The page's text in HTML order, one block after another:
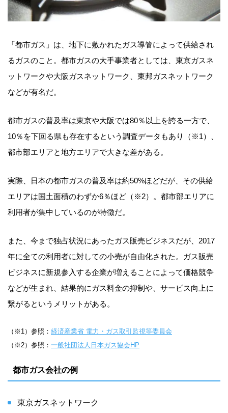
「都市ガス」は、地下に敷かれたガス導管によって供給され
るガスのこと。都市ガスの大手事業者としては、東京ガスネ
ットワークや大阪ガスネットワーク、東邦ガスネットワーク
などが有名だ。
都市ガスの普及率は東京や大阪では80％以上を誇る一方で、
10％を下回る県も存在するという調査データもあり（※1）、
都市部エリアと地方エリアで大きな差がある。
実際、日本の都市ガスの普及率は約50%ほどだが、その供給
エリアは国土面積のわずか6％ほど（※2）。都市部エリアに
利用者が集中しているのが特徴だ。
また、今まで独占状況にあったガス販売ビジネスだが、2017
年に全ての利用者に対しての小売が自由化された。ガス販売
ビジネスに新規参入する企業が増えることによって価格競争
などが生まれ、結果的にガス料金の抑制や、サービス向上に
繋がるというメリットがある。
（※1）参照： 経済産業省 電力・ガス取引監視等委員会
（※2）参照： 一般社団法人日本ガス協会HP
都市ガス会社の例
東京ガスネットワーク